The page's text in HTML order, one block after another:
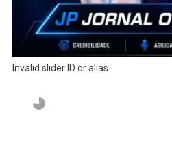
Invalid slider ID or alias.